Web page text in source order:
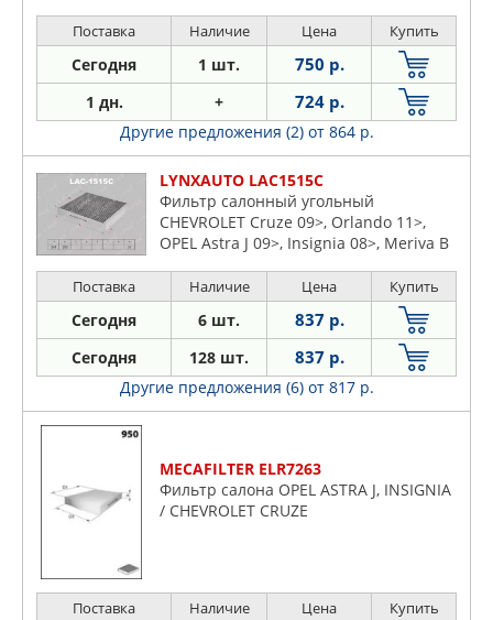
TIGRA TwinTop 04-, VECTRA C 02
Поставка Наличие Цена Купить
Сегодня 1 шт. 750 р.
1 дн. + 724 р.
Другие предложения (2) от 864 р.
LYNXAUTO LAC1515C
Фильтр салонный угольный
CHEVROLET Cruze 09>, Orlando 11>,
OPEL Astra J 09>, Insignia 08>, Meriva B
Поставка Наличие Цена Купить
Сегодня 6 шт. 837 р.
Сегодня 128 шт. 837 р.
Другие предложения (6) от 817 р.
MECAFILTER ELR7263
Фильтр салона OPEL ASTRA J, INSIGNIA
/ CHEVROLET CRUZE
Поставка Наличие Цена Купить